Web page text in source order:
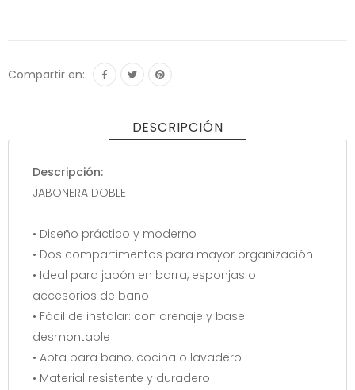
Compartir en:
DESCRIPCIÓN
Descripción:
JABONERA DOBLE
• Diseño práctico y moderno
• Dos compartimentos para mayor organización
• Ideal para jabón en barra, esponjas o
accesorios de baño
• Fácil de instalar: con drenaje y base
desmontable
• Apta para baño, cocina o lavadero
• Material resistente y duradero